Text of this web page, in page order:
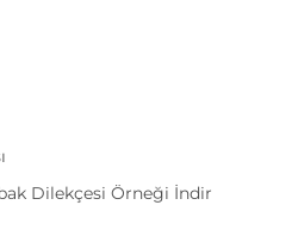
Dilekçesi Örneği İndir